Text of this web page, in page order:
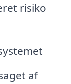
risiko
af